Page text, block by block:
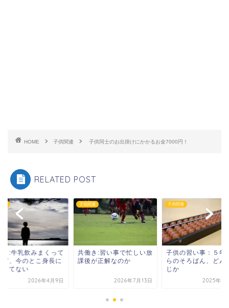
HOME 子供関連 子供同士のお出掛けにかかるお金7000円！
RELATED POST
き:牛乳飲みまくって
ど、今のとこ身長に
してない
2026年4月9日
子供関連
共働き:習い事で忙しい放
課後が正解なのか
2026年7月13日
子供関連
子供の習い事：５年
らのそろばん、どん
じか
2025年9